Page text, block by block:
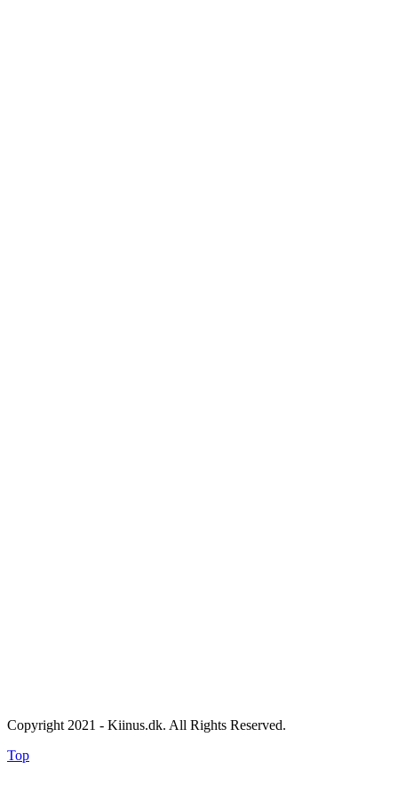
Copyright 2021 - Kiinus.dk. All Rights Reserved.
Top